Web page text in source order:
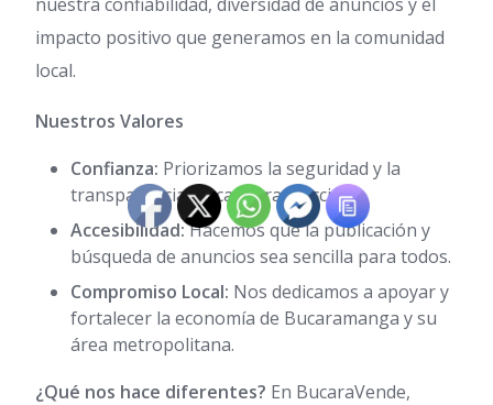
impacto positivo que generamos en la comunidad
local.
Nuestros Valores
Confianza: Priorizamos la seguridad y la
transparencia en cada transacción.
Accesibilidad:Hacemos que la publicación y
búsqueda de anuncios sea sencilla para todos.
Compromiso Local: Nos dedicamos a apoyar y
fortalecer la economía de Bucaramanga y su
área metropolitana.
¿Qué nos hace diferentes? En BucaraVende,